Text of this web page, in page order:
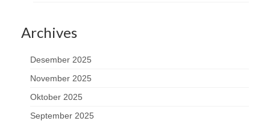
Archives
Desember 2025
November 2025
Oktober 2025
September 2025